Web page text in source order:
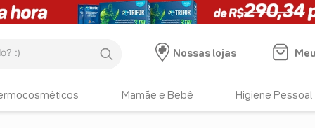
Nossas lojas
Mamãe e Bebê Higiene Pessoal